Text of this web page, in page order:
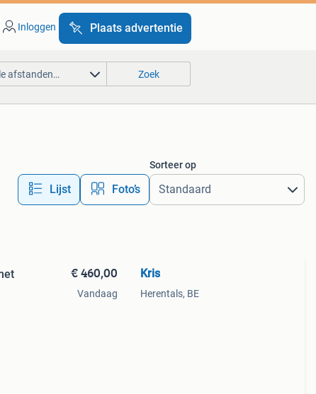
Inloggen Plaats advertentie
afstanden… Zoek
Lijst Foto’s
Sorteer op
€ 460,00
Vandaag
Kris
Herentals, BE